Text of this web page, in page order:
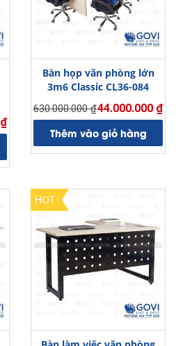
₫
Bàn họp văn phòng lớn
3m6 Classic CL36-084
630.000.000₫
Giá
là:
630.000.000 ₫.
44.000.000 ₫
Giá
hiện
tại
là:
Thêm vào giỏ hàng
HOT